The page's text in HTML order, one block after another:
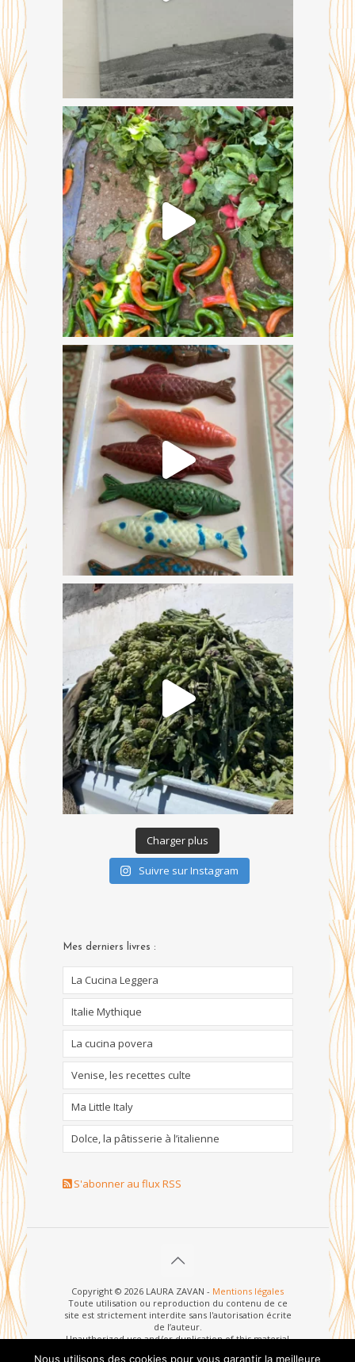
Charger plus
Suivre sur Instagram
Mes derniers livres :
La Cucina Leggera
Italie Mythique
La cucina povera
Venise, les recettes culte
Ma Little Italy
Dolce, la pâtisserie à l’italienne
S'abonner au flux RSS
Copyright © 2026 LAURA ZAVAN - Mentions légales
Toute utilisation ou reproduction du contenu de ce
site est strictement interdite sans l'autorisation écrite
de l’auteur.
Unauthorized use and/or duplication of this material
Nous utilisons des cookies pour vous garantir la meilleure